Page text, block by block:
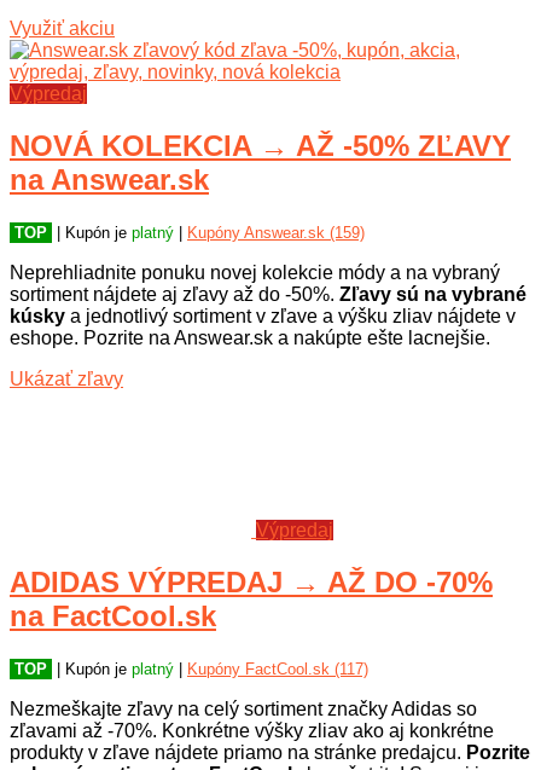
Využiť akciu
Výpredaj
NOVÁ KOLEKCIA → AŽ -50% ZĽAVY
na Answear.sk
TOP | Kupón je platný Kupóny Answear.sk (159)
Neprehliadnite ponuku novej kolekcie módy a na vybraný
sortiment nájdete aj zľavy až do -50%. Zľavy sú na vybrané
kúsky a jednotlivý sortiment v zľave a výšku zliav nájdete v
eshope. Pozrite na Answear.sk a nakúpte ešte lacnejšie.
Ukázať zľavy
Výpredaj
ADIDAS VÝPREDAJ → AŽ DO -70%
na FactCool.sk
TOP | Kupón je platný Kupóny FactCool.sk (117)
Nezmeškajte zľavy na celý sortiment značky Adidas so
zľavami až -70%. Konkrétne výšky zliav ako aj konkrétne
produkty v zľave nájdete priamo na stránke predajcu. Pozrite